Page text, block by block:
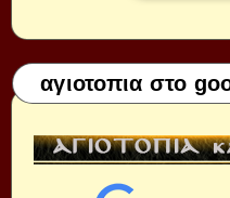
αγιοτοπια στο